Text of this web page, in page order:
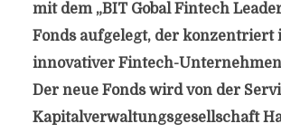
mit dem „BIT Gobal Fintech
Fonds aufgelegt, der konzentriert
innovativer Fintech-
Der neue Fonds wird von der
Kapitalverwaltungsgesellschaft